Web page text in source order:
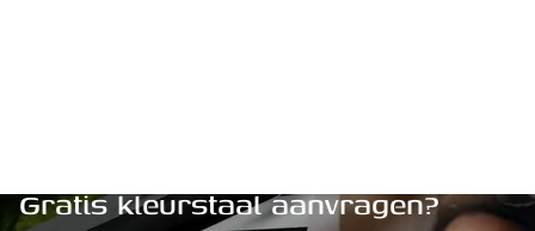
Gratis kleurstaal aanvragen?